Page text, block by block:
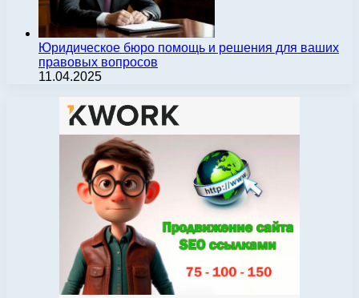
Юридическое бюро помощь и решения для ваших
правовых вопросов
11.04.2025